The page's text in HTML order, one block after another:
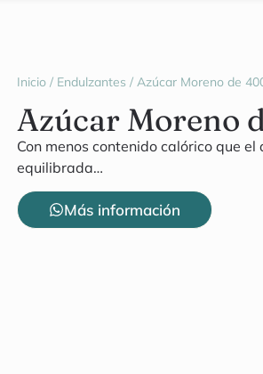
Inicio / Endulzantes / Azúcar Moreno de
Azúcar Moreno
Con menos contenido calórico que
equilibrada…
Más información